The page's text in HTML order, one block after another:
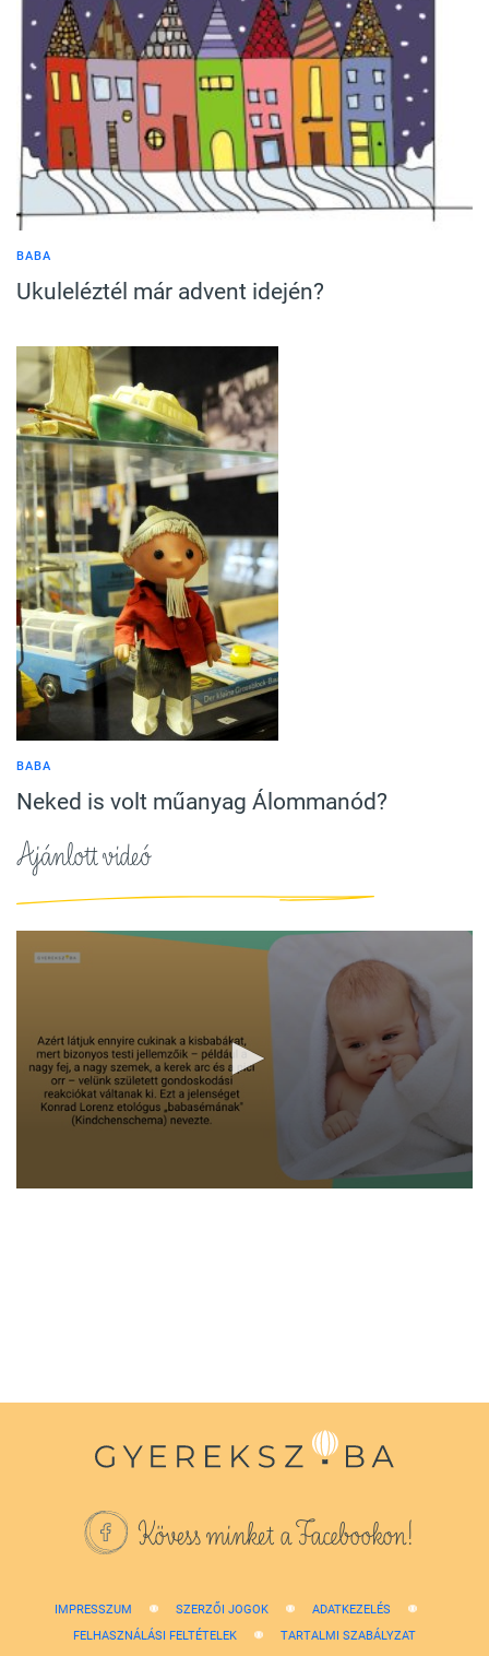
BABA
Ukuleléztél már advent idején?
BABA
Neked is volt műanyag Álommanód?
Ajánlott videó
Kövess minket a Facebookon!
IMPRESSZUM SZERZŐI JOGOK
ADATKEZELÉS
FELHASZNÁLÁSI FELTÉTELEK
TARTALMI SZABÁLYZAT